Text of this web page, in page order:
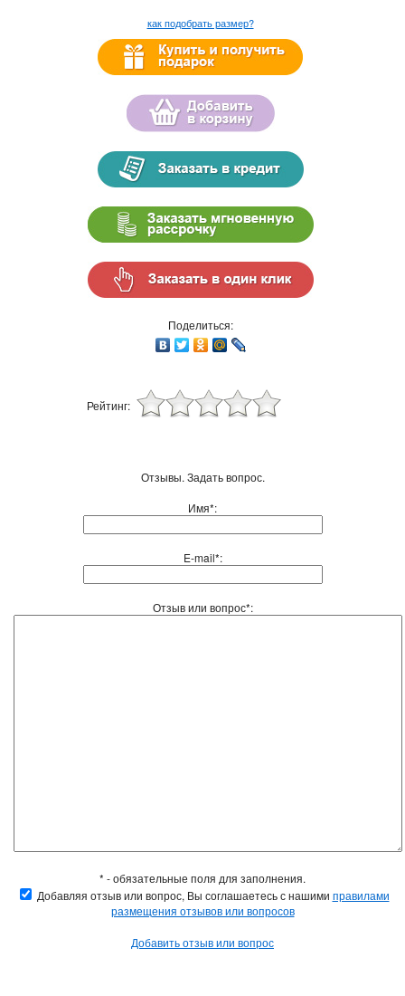
как подобрать размер?
Поделиться:
Рейтинг:
Отзывы. Задать вопрос.
Имя*:
E-mail*:
Отзыв или вопрос*:
* - обязательные поля для заполнения.
Добавляя отзыв или вопрос, Вы соглашаетесь с нашими правилами
размещения отзывов или вопросов
Добавить отзыв или вопрос